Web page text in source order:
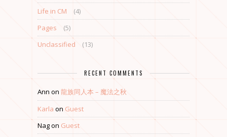
Life in CM
(4)
Pages
(5)
Unclassified
(13)
RECENT COMMENTS
Ann on 龍族同人本 – 魔法之秋
Karla on Guest
Nagon Guest